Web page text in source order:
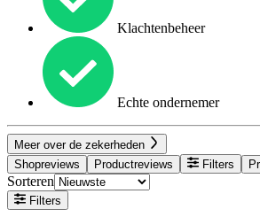
Klachtenbeheer
Echte ondernemer
Meer over de zekerheden
Shopreviews
Productreviews Filters
Sorteren
Filters